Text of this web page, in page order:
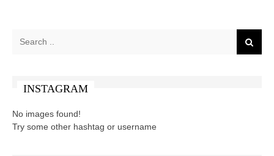
INSTAGRAM
No images found!
Try some other hashtag or username